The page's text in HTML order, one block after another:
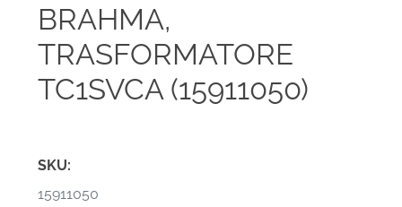
BRAHMA,
TRASFORMATORE
TC1SVCA (15911050)
SKU:
15911050